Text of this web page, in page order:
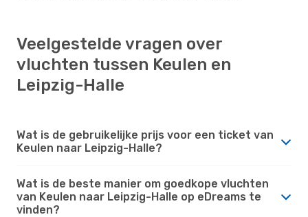
Veelgestelde vragen over
vluchten tussen Keulen en
Leipzig-Halle
Wat is de gebruikelijke prijs voor een ticket van
Keulen naar Leipzig-Halle?
Wat is de beste manier om goedkope vluchten
van Keulen naar Leipzig-Halle op eDreams te
vinden?